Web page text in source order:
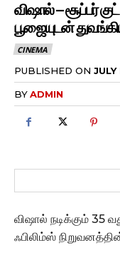
விஷால் – சூப்பர்
பூஜையுடன்
CINEMA
PUBLISHED ON
BYADMIN
விஷால் நடிக்கும் 35
ஃபிலிம்ஸ்